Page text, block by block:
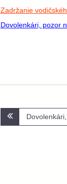
Zadržanie
Dovolenkári, pozor
Navigácia
v